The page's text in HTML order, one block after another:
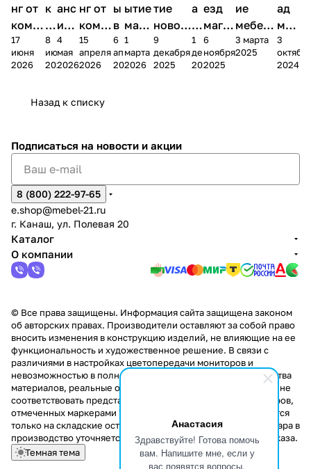
Анастасия
Здравствуйте! Готова помочь
вам. Напишите мне, если у
вас появятся вопросы.
нг от
комп
ании
Мело
17
июня
2026
к
и
д
к
2
8
июня
2026
анс
ия в
Чеб
окс
4
мая
2026
нг от
комп
ании
Мело
15
апреля
2026
ы
в
М
А
6
апреля
2026
ытие
мага
зина
в
1
марта
2026
тие
новог
о
магаз
9
декабря
2025
а
к
а
н
1
декабря
2025
езд
магаз
ина в
г.
6
ноября
2025
ие
мебель
ного
салона
3 марта
2025
ад
меб
ели
пер
3
2024
Назад к списку
Подписаться на новости и акции
8 (800) 222-97-65
e.shop@mebel-21.ru
г. Канаш, ул. Полевая 20
Каталог
О компании
© Все права защищены. Информация сайта защищена законом
об авторских правах. Производители оставляют за собой право
вносить изменения в конструкцию изделий, не влияющие на ее
функциональность и художественное решение. В связи с
различиями в настройках цветопередачи мониторов и
невозможностью в полной мере передать некоторые свойства
материалов, реальные оттенки и текстуры продукции могут не
соответствовать представленным на сайте. Стоимость товаров,
отмеченных маркерами "Скидка!" и "Акция!" распространяется
только на складские остатки. Стоимость заказа данного товара в
производство уточняется у менеджера при оформлении заказа.
Темная тема